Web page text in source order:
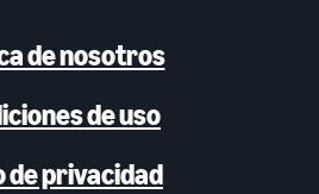
de nosotros
de uso
de privacidad